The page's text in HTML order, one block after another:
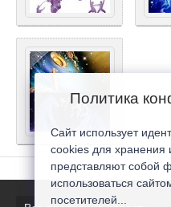
Политика
Сайт использует
cookies для
представляют собой
использоваться
посетителей...